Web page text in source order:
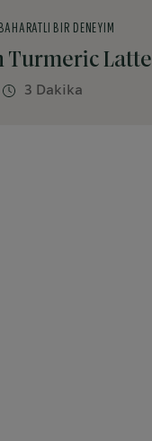
Turmeric Latte
BIR DENEYIM
3 Dakika